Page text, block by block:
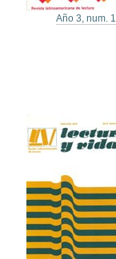
Año 3, num. 1